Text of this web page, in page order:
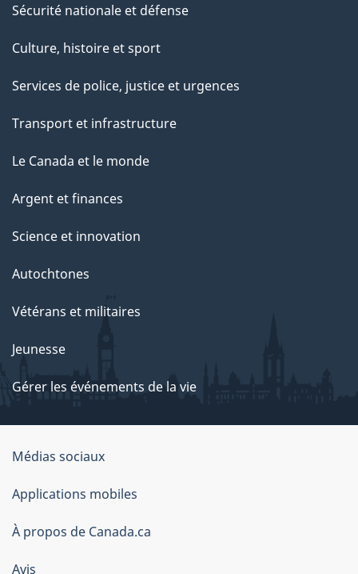
Sécurité nationale et défense
Culture, histoire et sport
Services de police, justice et urgences
Transport et infrastructure
Le Canada et le monde
Argent et finances
Science et innovation
Autochtones
Vétérans et militaires
Jeunesse
Gérer les événements de la vie
Organisation
du
gouvernement
du
Canada
Médias sociaux
Applications mobiles
À propos de Canada.ca
Avis